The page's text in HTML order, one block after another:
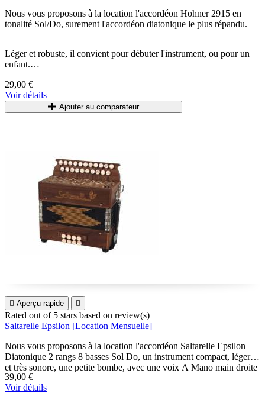
Nous vous proposons à la location l'accordéon Hohner 2915 en
tonalité Sol/Do, surement l'accordéon diatonique le plus répandu.
Léger et robuste, il convient pour débuter l'instrument, ou pour un
enfant.
Accordéons accordés et entretenus régulièrement.
Livré avec bretelles et housse.
29,00 €
Voir détails
Ajouter au comparateur
 Aperçu rapide 
Rated out of 5 stars based on review(s)
Saltarelle Epsilon [Location Mensuelle]
Nous vous proposons à la location l'accordéon Saltarelle Epsilon
Diatonique 2 rangs 8 basses Sol Do, un instrument compact, léger,
et très sonore, une petite bombe, avec une voix A Mano main droite
qui lui confère une sonorité unique.
39,00 €
Voir détails